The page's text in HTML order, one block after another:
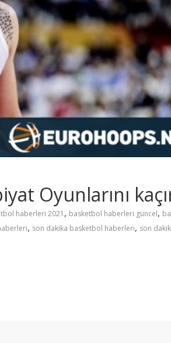
Oyunlarını
haberleri 2021 , basketbol haberleri güncel,
, son dakika basketbol haberleri, son